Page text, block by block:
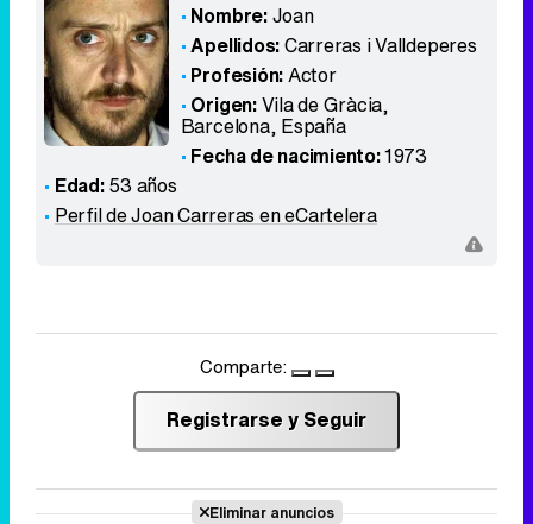
Nombre:Joan
Apellidos:Carreras i Valldeperes
Profesión:Actor
Origen:Vila de Gràcia,
Barcelona, España
Fecha de nacimiento:1973
Edad:53 años
Perfil de Joan Carreras en eCartelera
Comparte:
Registrarse y Seguir
Eliminar anuncios